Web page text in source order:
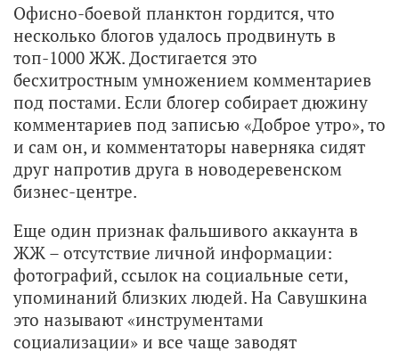
Офисно-боевой планктон гордится, что
несколько блогов удалось продвинуть в
топ-1000 ЖЖ. Достигается это
бесхитростным умножением комментариев
под постами. Если блогер собирает дюжину
комментариев под записью «Доброе утро», то
и сам он, и комментаторы наверняка сидят
друг напротив друга в новодеревенском
бизнес-центре.
Еще один признак фальшивого аккаунта в
ЖЖ – отсутствие личной информации:
фотографий, ссылок на социальные сети,
упоминаний близких людей. На Савушкина
это называют «инструментами
социализации» и все чаще заводят